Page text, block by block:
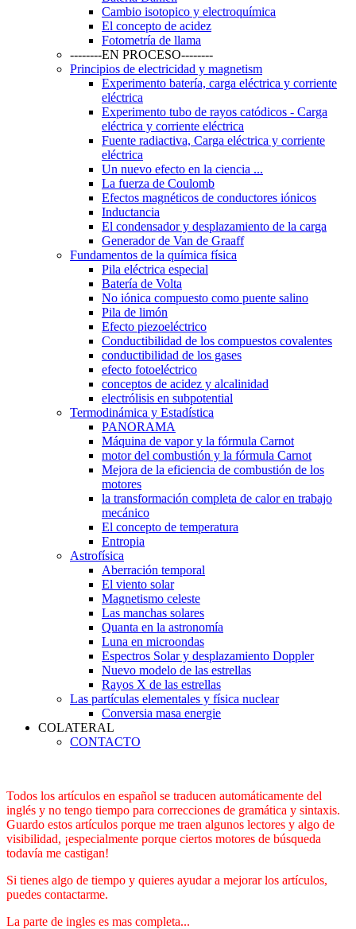
Cambio isotopico y electroquímica
El concepto de acidez
Fotometría de llama
--------EN PROCESO--------
Principios de electricidad y magnetism
Experimento batería, carga eléctrica y corriente
eléctrica
Experimento tubo de rayos catódicos - Carga
eléctrica y corriente eléctrica
Fuente radiactiva, Carga eléctrica y corriente
eléctrica
Un nuevo efecto en la ciencia ...
La fuerza de Coulomb
Efectos magnéticos de conductores iónicos
Inductancia
El condensador y desplazamiento de la carga
Generador de Van de Graaff
Fundamentos de la química física
Pila eléctrica especial
Batería de Volta
No iónica compuesto como puente salino
Pila de limón
Efecto piezoeléctrico
Conductibilidad de los compuestos covalentes
conductibilidad de los gases
efecto fotoeléctrico
conceptos de acidez y alcalinidad
electrólisis en subpotential
Termodinámica y Estadística
PANORAMA
Máquina de vapor y la fórmula Carnot
motor del combustión y la fórmula Carnot
Mejora de la eficiencia de combustión de los
motores
la transformación completa de calor en trabajo
mecánico
El concepto de temperatura
Entropia
Astrofísica
Aberración temporal
El viento solar
Magnetismo celeste
Las manchas solares
Quanta en la astronomía
Luna en microondas
Espectros Solar y desplazamiento Doppler
Nuevo modelo de las estrellas
Rayos X de las estrellas
Las partículas elementales y física nuclear
Conversia masa energie
COLATERAL
CONTACTO
Todos los artículos en español se traducen automáticamente del
inglés y no tengo tiempo para correcciones de gramática y sintaxis.
Guardo estos artículos porque me traen algunos lectores y algo de
visibilidad, ¡especialmente porque ciertos motores de búsqueda
todavía me castigan!
Si tienes algo de tiempo y quieres ayudar a mejorar los artículos,
puedes contactarme.
La parte de ingles es mas completa...